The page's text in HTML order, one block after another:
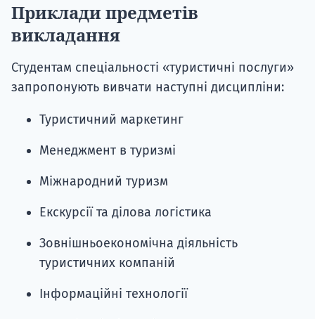
Приклади предметів
викладання
Студентам спеціальності «туристичні послуги»
запропонують вивчати наступні дисципліни:
Туристичний маркетинг
Менеджмент в туризмі
Міжнародний туризм
Екскурсії та ділова логістика
Зовнішньоекономічна діяльність
туристичних компаній
Інформаційні технології